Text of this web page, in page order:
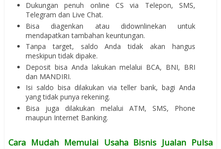
Dukungan penuh online CS via Telepon, SMS,
Telegram dan Live Chat.
Bisa diagenkan atau didownlinekan untuk
mendapatkan tambahan keuntungan.
Tanpa target, saldo Anda tidak akan hangus
meskipun tidak dipake.
Deposit bisa Anda lakukan melalui BCA, BNI, BRI
dan MANDIRI.
Isi saldo bisa dilakukan via teller bank, bagi Anda
yang tidak punya rekening.
Bisa juga dilakukan melalui ATM, SMS, Phone
maupun Internet Banking.
Cara Mudah Memulai Usaha Bisnis Jualan Pulsa